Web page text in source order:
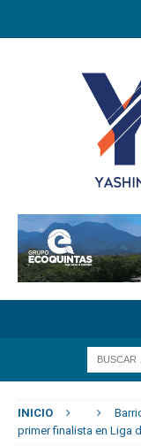
INICIO
primer finalista en Liga